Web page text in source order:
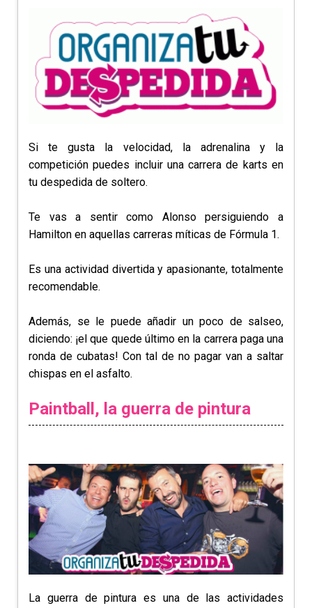
Si te gusta la velocidad, la adrenalina y la
competición puedes incluir una carrera de karts en
tu despedida de soltero.
Te vas a sentir como Alonso persiguiendo a
Hamilton en aquellas carreras míticas de Fórmula 1.
Es una actividad divertida y apasionante, totalmente
recomendable.
Además, se le puede añadir un poco de salseo,
diciendo: ¡el que quede último en la carrera paga una
ronda de cubatas! Con tal de no pagar van a saltar
chispas en el asfalto.
Paintball, la guerra de pintura
La guerra de pintura es una de las actividades